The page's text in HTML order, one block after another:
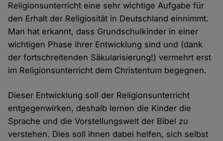
Religionsunterricht eine sehr wichtige Aufgabe für
den Erhalt der Religiosität in Deutschland einnimmt.
Man hat erkannt, dass Grundschulkinder in einer
wichtigen Phase ihrer Entwicklung sind und (dank
der fortschreitenden Säkularisierung!) vermehrt erst
im Religionsunterricht dem Christentum begegnen.
Dieser Entwicklung soll der Religionsunterricht
entgegenwirken, deshalb lernen die Kinder die
Sprache und die Vorstellungswelt der Bibel zu
verstehen. Dies soll ihnen dabei helfen, sich selbst